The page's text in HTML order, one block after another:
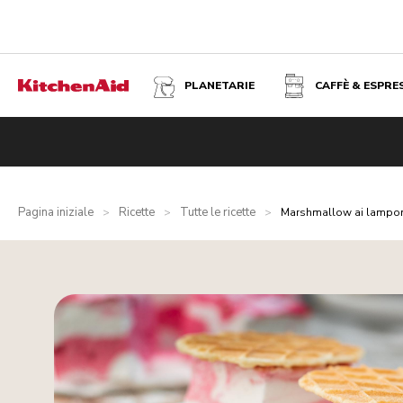
PLANETARIE CAFFÈ &
Pagina iniziale > Ricette > Tutte le ricette > Marshmallow ai